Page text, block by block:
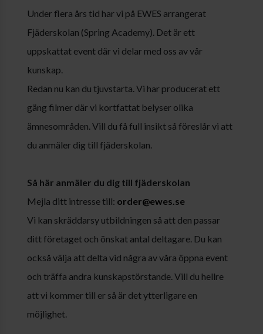
Under flera års tid har vi på EWES arrangerat
Fjäderskolan (Spring Academy). Det är ett
uppskattat event där vi delar med oss av vår
kunskap.
Redan nu kan du tjuvstarta. Vi har producerat ett
gäng filmer där vi kortfattat belyser olika
ämnesområden. Vill du få full insikt så föreslår vi att
du anmäler dig till fjäderskolan.
Så här anmäler du dig till fjäderskolan
Mejla ditt intresse till: order@ewes.se
Vi kan skräddarsy utbildningen så att den passar
ditt företaget och önskat antal deltagare. Du kan
också välja att delta vid några av våra öppna event
och träffa andra kunskapstörstande. Vill du hellre
att vi kommer till er så är det ytterligare en
möjlighet.